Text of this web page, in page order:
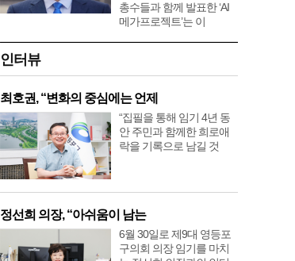
총수들과 함께 발표한 ‘AI
메가프로젝트’는 이
인터뷰
최호권, “변화의 중심에는 언제
“집필을 통해 임기 4년 동
안 주민과 함께한 희로애
락을 기록으로 남길 것
정선희 의장, “아쉬움이 남는
6월 30일로 제9대 영등포
구의회 의장 임기를 마치